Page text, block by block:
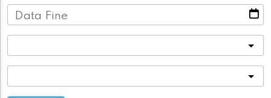
Data Fine